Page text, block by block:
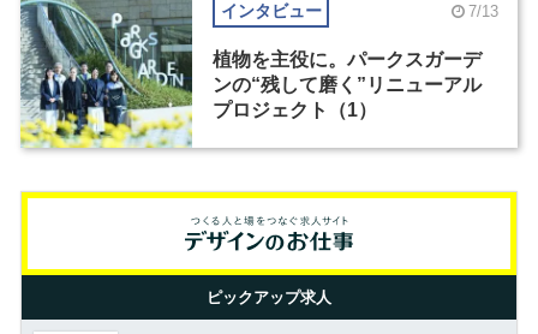
インタビュー 7/13
植物を主役に。パークスガーデ
ンの“残して磨く”リニューアル
プロジェクト（1）
ピックアップ求人